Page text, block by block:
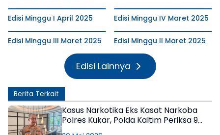
Edisi Minggu I April 2025 Edisi Minggu IV Maret 2025
Edisi Minggu III Maret 2025 Edisi Minggu II Maret 2025
Edisi Lainnya
Berita Terkait
Kasus Narkotika Eks Kasat Narkoba
Polres Kukar, Polda Kaltim Periksa 9